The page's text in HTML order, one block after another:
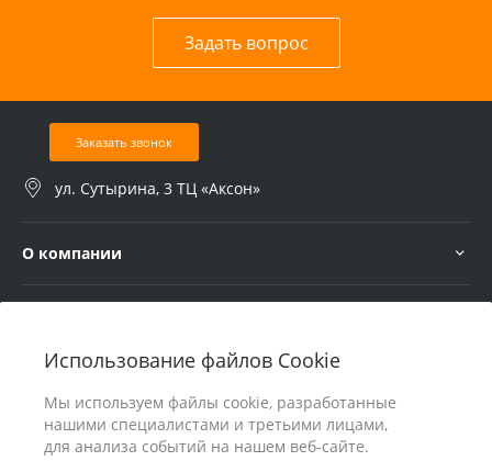
Использование файлов Cookie
Мы используем файлы cookie, разработанные
нашими специалистами и третьими лицами,
для анализа событий на нашем веб-сайте.
Задать вопрос
Заказать звонок
ул. Сутырина, 3 ТЦ «Аксон»
О компании